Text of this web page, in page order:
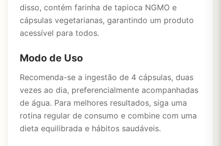
disso, contém farinha de tapioca NGMO e
cápsulas vegetarianas, garantindo um produto
acessível para todos.
Modo de Uso
Recomenda-se a ingestão de 4 cápsulas, duas
vezes ao dia, preferencialmente acompanhadas
de água. Para melhores resultados, siga uma
rotina regular de consumo e combine com uma
dieta equilibrada e hábitos saudáveis.